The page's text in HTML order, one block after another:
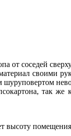
от соседей
своими
шуруповертом
так
высоту помещения